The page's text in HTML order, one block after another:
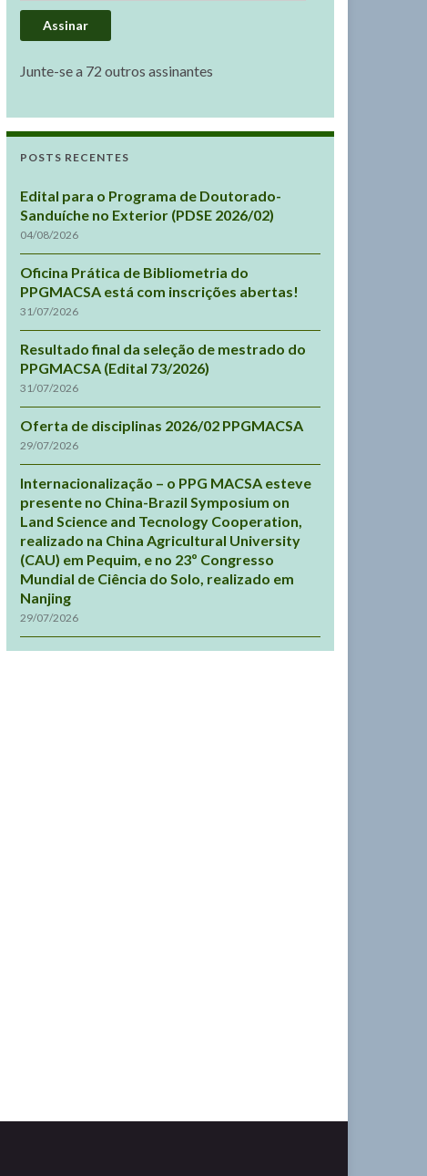
Assinar
Junte-se a 72 outros assinantes
POSTS RECENTES
Edital para o Programa de Doutorado-
Sanduíche no Exterior (PDSE 2026/02)
04/08/2026
Oficina Prática de Bibliometria do
PPGMACSA está com inscrições abertas!
31/07/2026
Resultado final da seleção de mestrado do
PPGMACSA (Edital 73/2026)
31/07/2026
Oferta de disciplinas 2026/02 PPGMACSA
29/07/2026
Internacionalização – o PPG MACSA esteve
presente no China-Brazil Symposium on
Land Science and Tecnology Cooperation,
realizado na China Agricultural University
(CAU) em Pequim, e no 23º Congresso
Mundial de Ciência do Solo, realizado em
Nanjing
29/07/2026